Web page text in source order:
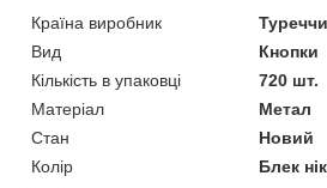
Країна виробник
Вид
Кнопки
Кількість в упаковці
720 шт.
Матеріал
Метал
Стан
Новий
Колір
Блек